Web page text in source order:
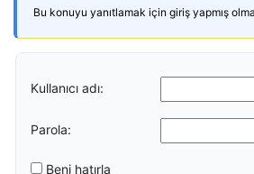
Bu konuyu yanıtlamak için giriş yapmış
Kullanıcı adı:
Parola:
Beni hatırla